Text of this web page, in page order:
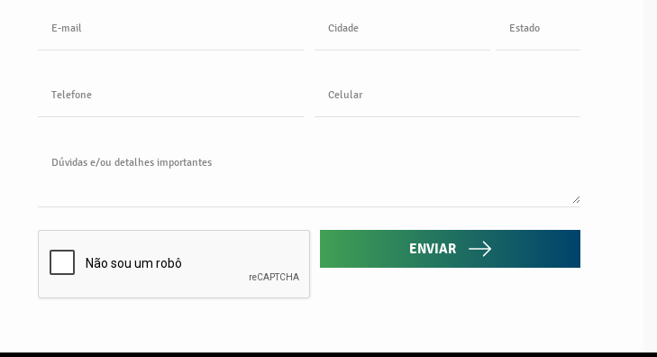
E-mail Cidade Estado
Telefone Celular
Dúvidas e/ou detalhes importantes
ENVIAR